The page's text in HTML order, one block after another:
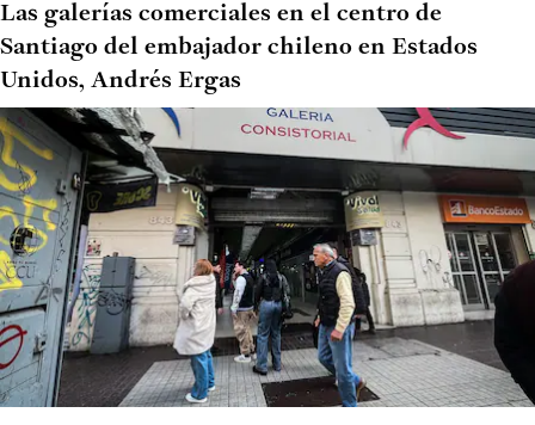
Las galerías comerciales en el centro de
Santiago del embajador chileno en Estados
Unidos, Andrés Ergas